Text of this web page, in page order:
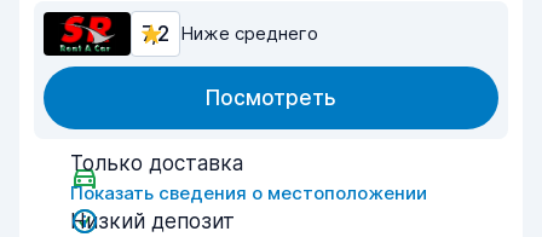
7,2 Ниже среднего
Посмотреть
Только доставка
Показать сведения о местоположении
Низкий депозит